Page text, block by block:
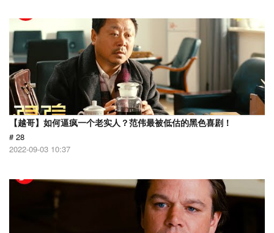
【越哥】如何逼疯一个老实人？范伟最被低估的黑色喜剧！
# 28
2022-09-03 10:37